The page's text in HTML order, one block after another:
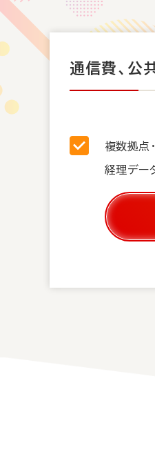
通信費、公
複数拠点
経理デー